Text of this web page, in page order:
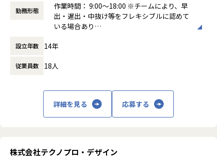
▼求める人物像
「一流であれ」「自ら仕掛ける」「ヒトをつくる」「本気を
複数プロダクトを横断し、当事者意識を持って課題を完遂で
未整備の課題を自ら発見し、仕組みとして解決することにや
ポジションの魅力
全社の技術基盤を「設計する」立場
特定プロダクトの運用担当ではなく、オープングループ全体
のインフラ・セキュリティ・監視の標準を自ら定義していく
りの裁量と影響範囲が大きいことが特徴です。
勤務形態
作業時間： 9:00〜18:00 ※チームにより、早
出・遅出・中抜け等をフレキシブルに認めて
いる場合あり
時など）
休憩時間： 60分
設立年数 14年
従業員数 18人
詳細を見る 応募する
株式会社テクノプロ・デザイン